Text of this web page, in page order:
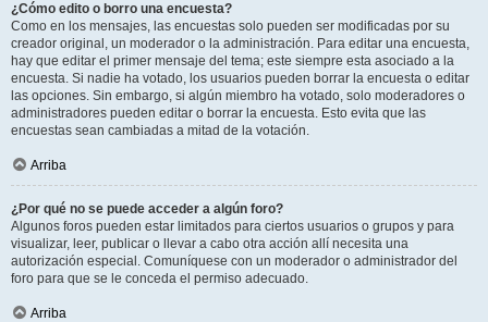
¿Cómo edito o borro una encuesta?
Como en los mensajes, las encuestas solo pueden ser modificadas por su
creador original, un moderador o la administración. Para editar una encuesta,
hay que editar el primer mensaje del tema; este siempre esta asociado a la
encuesta. Si nadie ha votado, los usuarios pueden borrar la encuesta o editar
las opciones. Sin embargo, si algún miembro ha votado, solo moderadores o
administradores pueden editar o borrar la encuesta. Esto evita que las
encuestas sean cambiadas a mitad de la votación.
Arriba
¿Por qué no se puede acceder a algún foro?
Algunos foros pueden estar limitados para ciertos usuarios o grupos y para
visualizar, leer, publicar o llevar a cabo otra acción allí necesita una
autorización especial. Comuníquese con un moderador o administrador del
foro para que se le conceda el permiso adecuado.
Arriba